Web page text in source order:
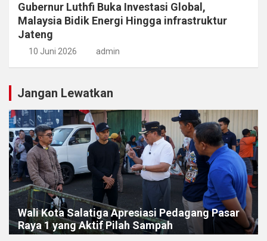
Gubernur Luthfi Buka Investasi Global,
Malaysia Bidik Energi Hingga infrastruktur
Jateng
10 Juni 2026 admin
Jangan Lewatkan
Wali Kota Salatiga Apresiasi Pedagang Pasar
Raya 1 yang Aktif Pilah Sampah